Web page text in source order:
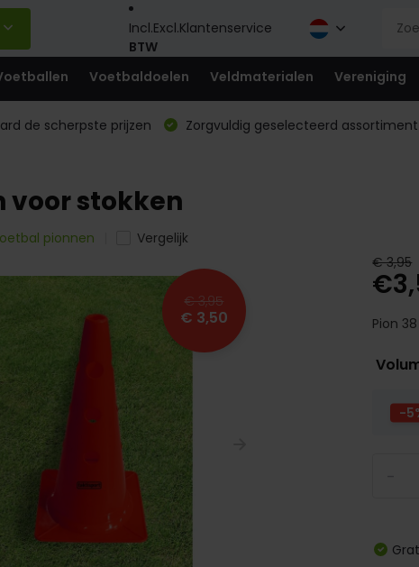
Incl.Excl.
BTW
Klantenservice
Voetbaldoelen Veldmaterialen Vereniging
de scherpste prijzen
Zorgvuldig geselecteerd assortiment
voor stokken
pionnen Vergelijk
€ 3,95
€ 3,50
€ 3,95
Pion
-